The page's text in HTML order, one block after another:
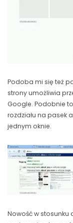
Podoba mi się też
strony umożliwia
Google. Podobnie
rozdziału na pasek
jednym oknie.
Nowość w stosunku